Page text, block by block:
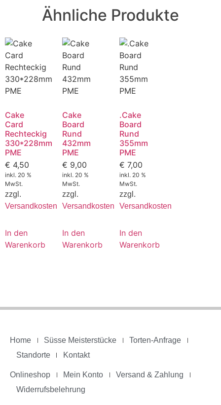
Ähnliche Produkte
Cake
Card
Rechteckig
330*228mm
PME
€ 4,50
inkl. 20 %
MwSt.
zzgl.
Versandkosten
In den
Warenkorb
Cake
Board
Rund
432mm
PME
€ 9,00
inkl. 20 %
MwSt.
zzgl.
Versandkosten
In den
Warenkorb
.Cake
Board
Rund
355mm
PME
€ 7,00
inkl. 20 %
MwSt.
zzgl.
Versandkosten
In den
Warenkorb
Home Süsse Meisterstücke
Torten-Anfrage
Standorte
Kontakt
Onlineshop Mein Konto
Versand & Zahlung
Widerrufsbelehrung